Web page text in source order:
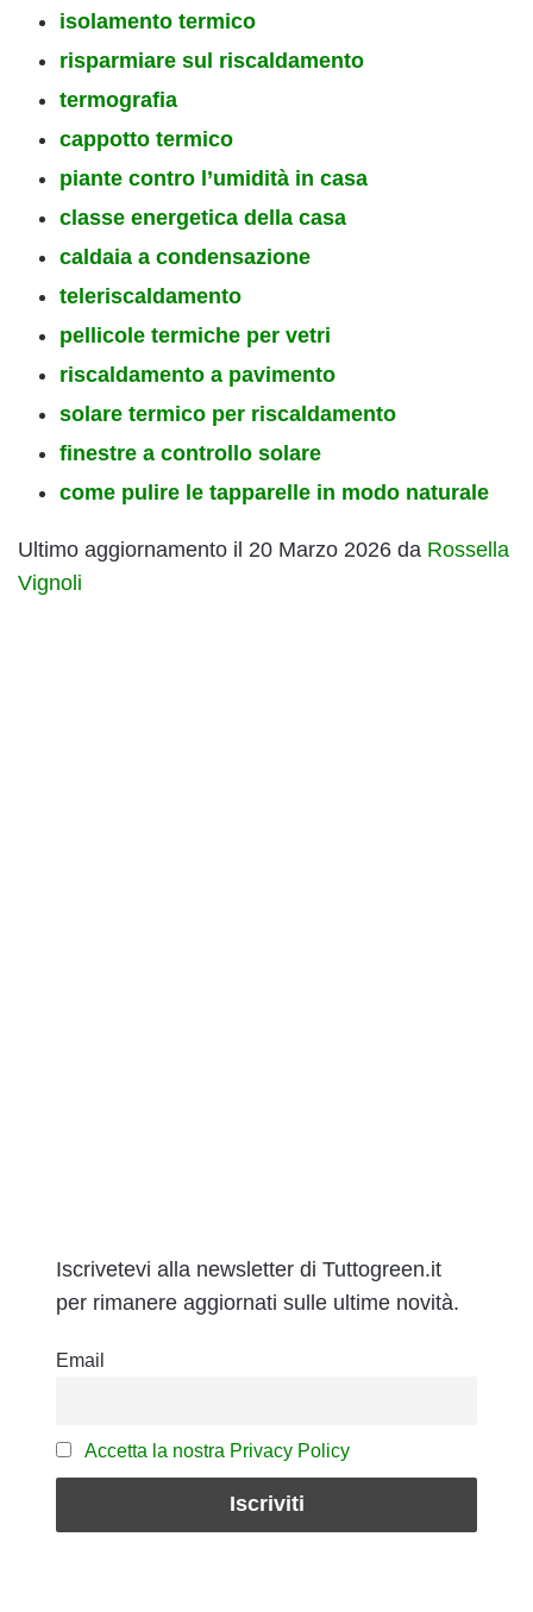
isolamento termico
risparmiare sul riscaldamento
termografia
cappotto termico
piante contro l’umidità in casa
classe energetica della casa
caldaia a condensazione
teleriscaldamento
pellicole termiche per vetri
riscaldamento a pavimento
solare termico per riscaldamento
finestre a controllo solare
come pulire le tapparelle in modo naturale
Ultimo aggiornamento il 20 Marzo 2026 da Rossella
Vignoli
Iscrivetevi alla newsletter di Tuttogreen.it
per rimanere aggiornati sulle ultime novità.
Email
Accetta la nostra Privacy Policy